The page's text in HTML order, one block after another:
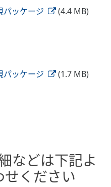
パッケージ (4.4 MB)
パッケージ (1.7 MB)
などは下記よ
せください